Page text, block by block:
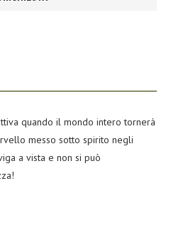
quando il mondo intero tornerà
messo sotto spirito negli
a vista e non si può